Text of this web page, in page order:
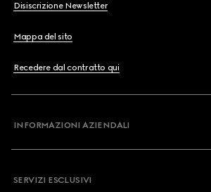
Disiscrizione Newsletter
Mappa del sito
Recedere dal contratto qui
INFORMAZIONI AZIENDALI
SERVIZI ESCLUSIVI